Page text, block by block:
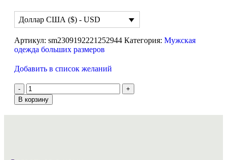
Доллар США ($) - USD
Артикул: sm2309192221252944 Категория: Мужская
одежда больших размеров
Добавить в список желаний
В корзину